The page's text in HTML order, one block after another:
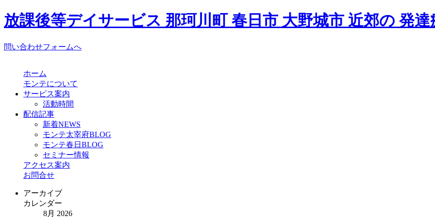
放課後等デイサービス 那珂川町 春日市 大野城市 近郊の 発
問い合わせフォームへ
ホーム
モンテについて
サービス案内
活動時間
配信記事
新着NEWS
モンテ太宰府BLOG
モンテ春日BLOG
セミナー情報
アクセス案内
お問合せ
アーカイブ
カレンダー
8月 2026